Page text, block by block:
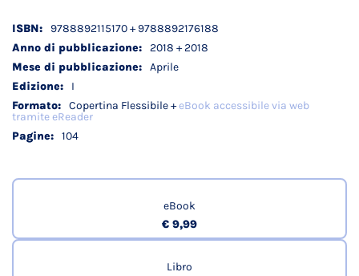
Dettagli
tecnici
9788892115170 + 9788892176188
2018 + 2018
Aprile
I
Copertina Flessibile +eBook accessibile via web
tramite eReader
104
eBook
€ 9,99
Libro